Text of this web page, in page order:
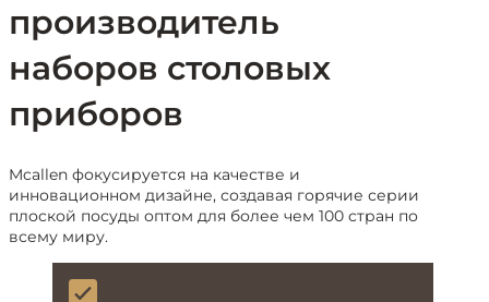
производитель
наборов столовых
приборов
Mcallen фокусируется на качестве и
инновационном дизайне, создавая горячие серии
плоской посуды оптом для более чем 100 стран по
всему миру.